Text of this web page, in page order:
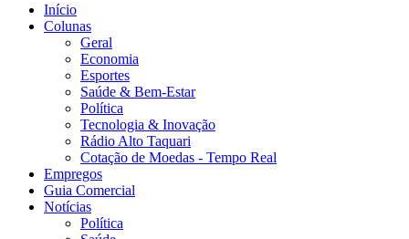
Início
Colunas
Geral
Economia
Esportes
Saúde & Bem-Estar
Política
Tecnologia & Inovação
Rádio Alto Taquari
Cotação de Moedas - Tempo Real
Empregos
Guia Comercial
Notícias
Política